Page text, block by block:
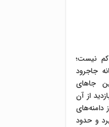
کم نیست؛
جاجرود
جاهای
از آن
دامنه‌های
و حدود